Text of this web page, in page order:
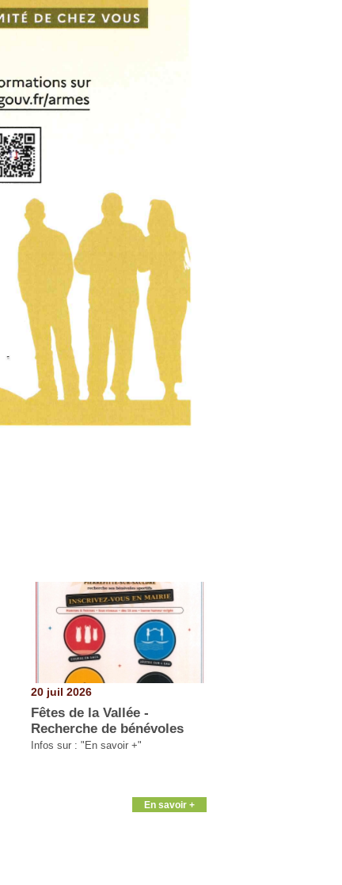
20 juil 2026
Fêtes de la Vallée -
Recherche de bénévoles
Infos sur : "En savoir +"
En savoir +